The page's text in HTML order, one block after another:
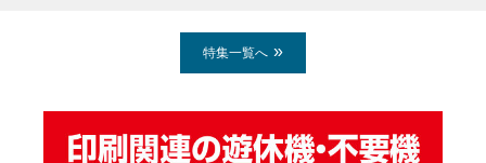
特集一覧へ